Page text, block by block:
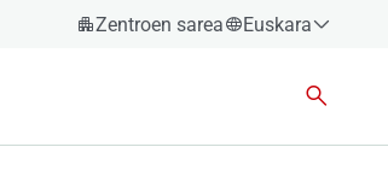
Zentroen sarea
Euskara